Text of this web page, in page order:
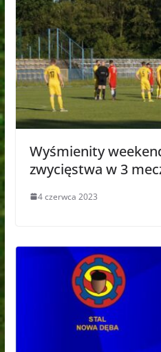
Wyśmienity
zwycięstwa w 3
4 czerwca 2023